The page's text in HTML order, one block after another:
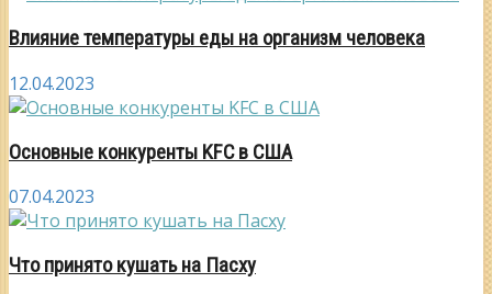
Влияние температуры еды на организм человека
12.04.2023
Основные конкуренты KFC в США
07.04.2023
Что принято кушать на Пасху